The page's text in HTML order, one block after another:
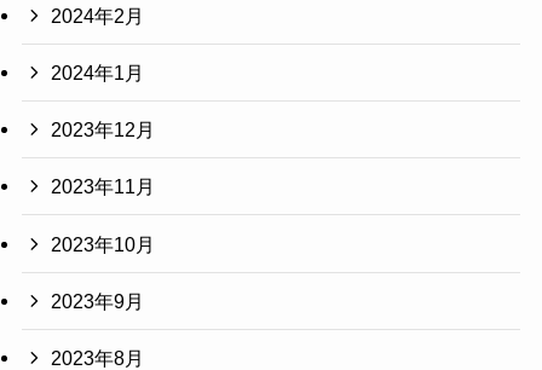
2024年2月
2024年1月
2023年12月
2023年11月
2023年10月
2023年9月
2023年8月